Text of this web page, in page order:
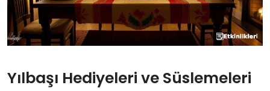
Yılbaşı Hediyeleri ve Süslemeleri